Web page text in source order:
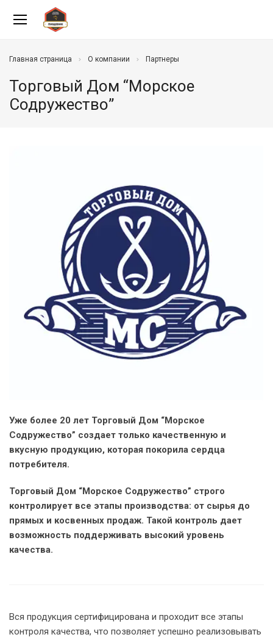
Главная страница О компании Партнеры
Торговый Дом “Морское
Содружество”
Уже более 20 лет Торговый Дом “Морское
Содружество” создает только качественную и
вкусную продукцию, которая покорила сердца
потребителя.
Торговый Дом “Морское Содружество” строго
контролирует все этапы производства: от сырья до
прямых и косвенных продаж. Такой контроль дает
возможность поддерживать высокий уровень
качества.
Вся продукция сертифицирована и проходит все этапы
контроля качества, что позволяет успешно реализовывать